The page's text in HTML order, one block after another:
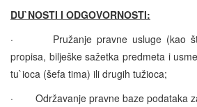
DU`NOSTI I ODGOVORNOSTI:
·
Pružanje pravne usluge (kao
propisa, bilješke sažetka predmeta i
tu`ioca (šefa tima) ili drugih tužioca;
·
Održavanje pravne baze podataka